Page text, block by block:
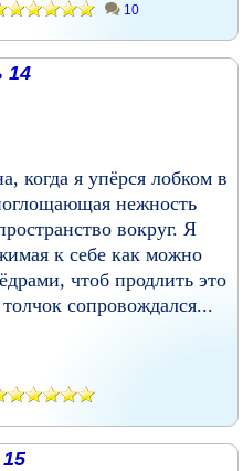
10
14
когда я упёрся лобком в
нежность
вокруг. Я
к себе как можно
чтоб продлить это
сопровождался...